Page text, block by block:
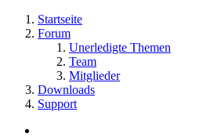
Startseite
Forum
Unerledigte Themen
Team
Mitglieder
Downloads
Support